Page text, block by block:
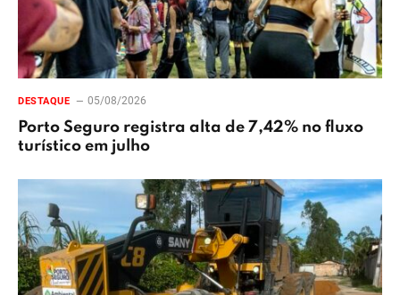
DESTAQUE 05/08/2026
Porto Seguro registra alta de 7,42% no fluxo
turístico em julho